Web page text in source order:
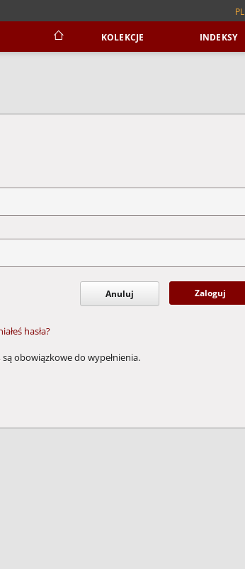
PL
KOLEKCJE INDEKSY
Anuluj Zaloguj
hasła?
obowiązkowe do wypełnienia.